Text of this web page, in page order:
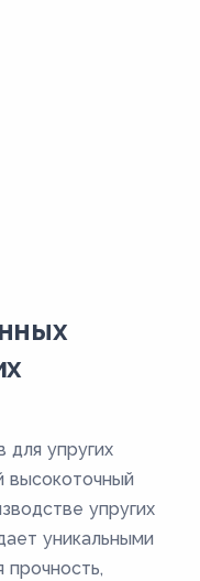
для упругих
высокоточный
упругих
уникальными
прочность,